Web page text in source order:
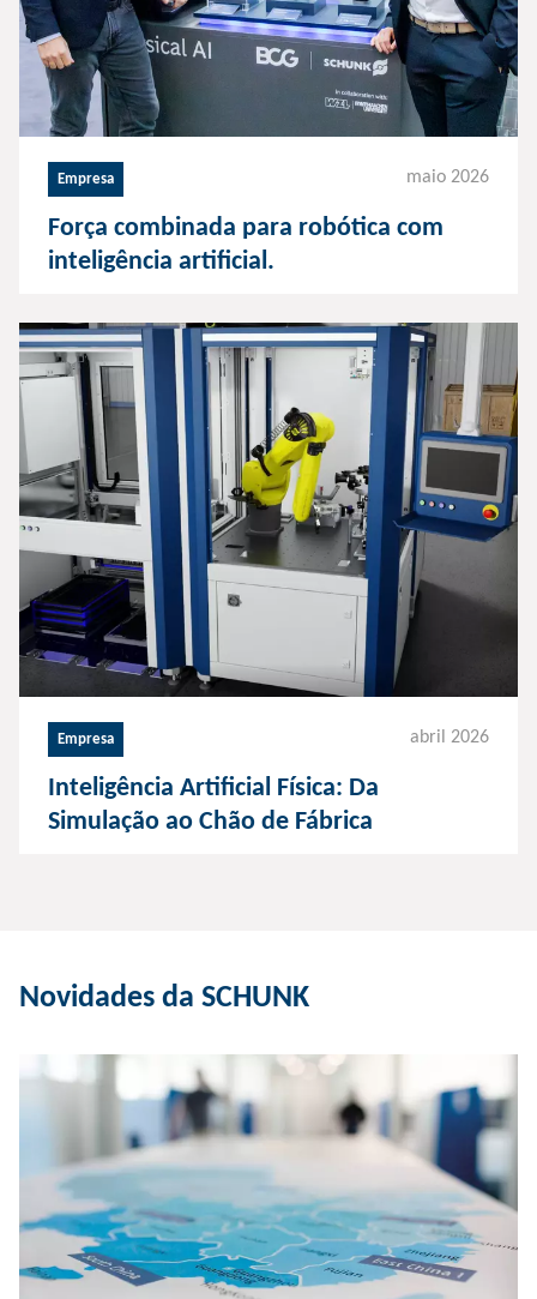
Empresa maio 2026
Força combinada para robótica com
inteligência artificial.
Empresa abril 2026
Inteligência Artificial Física: Da
Simulação ao Chão de Fábrica
Novidades da SCHUNK